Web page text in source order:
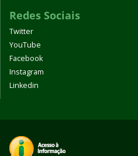
Redes Sociais
Twitter
YouTube
Facebook
Instagram
Linkedin